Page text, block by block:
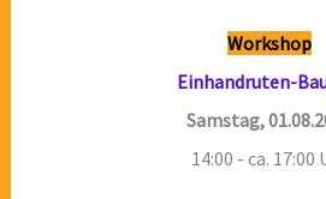
Workshop
Einhandruten-
Samstag,
14:00 - ca. 17:00